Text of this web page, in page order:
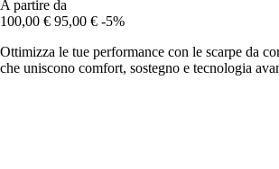
A partire da
100,00 € 95,00 € -5%
Ottimizza le tue performance con le scarpe da
che uniscono comfort, sostegno e tecnologia